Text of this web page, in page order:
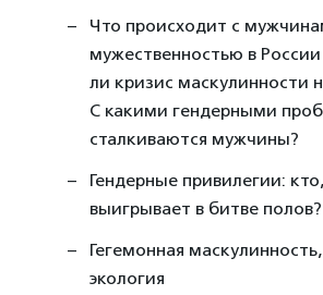
Что происходит с
мужественностью в
ли кризис маскулинности
С какими гендерными
сталкиваются мужчины?
Гендерные привилегии:
выигрывает в битве полов?
Гегемонная
экология